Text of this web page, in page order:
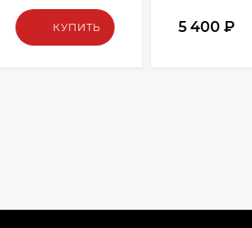
КУПИТЬ 5 400₽